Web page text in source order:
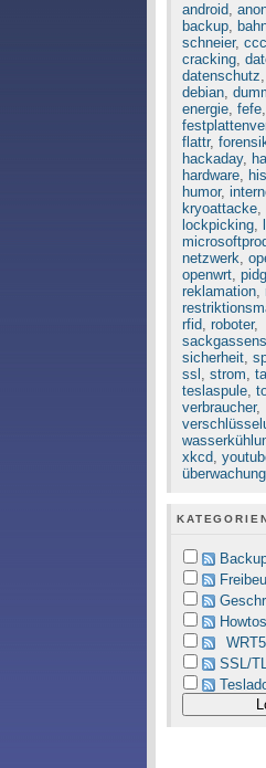
android,
backup,
schneier, ccc
cracking,
datenschutz,
debian,
energie, fefe,
flattr,
hackaday,
hardware,
humor,
kryoattacke,
lockpicking,
netzwerk,
openwrt,
reklamation,
rfid, roboter,
sicherheit,
ssl , strom,
teslaspule,
verbraucher,
xkcd,
überwachung
SSL/